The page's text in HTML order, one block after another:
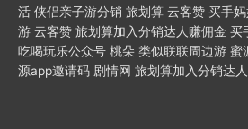
活 侠侣亲子游分销 旅划算 云客赞 买手
游 云客赞 旅划算加入分销达人赚佣金 买
吃喝玩乐公众号 桃朵 类似联联周边游 蜜
源app邀请码 剧情网 旅划算加入分销达人